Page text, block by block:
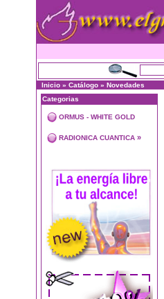
Inicio » Catálogo » Novedades
Categorias
ORMUS - WHITE GOLD
RADIONICA CUANTICA »